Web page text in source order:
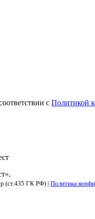
с Политикой
(ст.435 ГК РФ) | Политика